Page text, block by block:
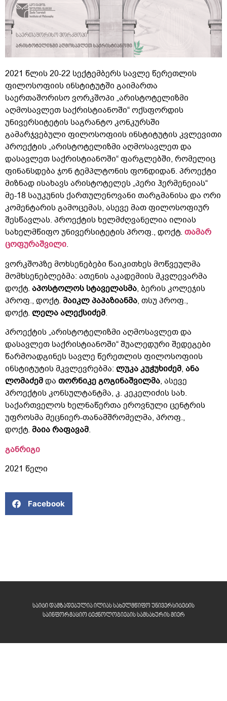
2021 წლის 20-22 სექტემბერს სავლე წერეთლის
ფილოსოფიის ინსტიტუტში გაიმართა
საერთაშორისო ვორკშოპი „არისტოტელიზმი
აღმოსავლეთ საქრისტიანოში“ ოქსფორდის
უნივერსიტეტის საგრანტო კონკურსში
გამარჯვებული ფილოსოფიის ინსტიტუტის კვლევითი
პროექტის „არისტოტელიზმი აღმოსავლეთ და
დასავლეთ საქრისტიანოში“ ფარგლებში, რომელიც
ფინანსდება ჯონ ტემპლტონის ფონდიდან. პროექტი
მიზნად ისახავს არისტოტელეს „პერი ჰერმენეიას“
მე-18 საუკუნის ქართულენოვანი თარგმანისა და ორი
კომენტარის გამოცემას, ასევე მათ ფილოსოფიურ
შესწავლას. პროექტის ხელმძღვანელია ილიას
სახელმწიფო უნივერსიტეტის პროფ., დოქტ. თამარ
ცოფურაშვილი.
ვორკშოპზე მოხსენებები წაიკითხეს მოწვეულმა
მომხსენებლებმა: ათენის აკადემიის მკვლევარმა
დოქტ. აპოსტოლოს სტაველასმა, ბერის კოლეჯის
პროფ., დოქტ. მაიკლპაპაზიანმა, თსუ პროფ.,
დოქტ. ლელაალექსიძემ.
პროექტის „არისტოტელიზმი აღმოსავლეთ და
დასავლეთ საქრისტიანოში“ შუალედური შედეგები
წარმოადგინეს სავლე წერეთლის ფილოსოფიის
ინსტიტუტის მკვლევრებმა: ლუკაკუჭუხიძემ, ანა
ლომაძემდა თორნიკეგოგინაშვილმა, ასევე
პროექტის კონსულტანტმა, კ. კეკელიძის სახ.
საქართველოს ხელნაწერთა ეროვნული ცენტრის
უფროსმა მეცნიერ-თანამშრომელმა, პროფ.,
დოქტ. მაიარაფავამ.
განრიგი
2021 წელი
Facebook
საიტი დამზადებულია ილიას სახელმწიფო უნივერსიტეტის
საინფორმაციო ტექნოლოგიების სამსახურის მიერ